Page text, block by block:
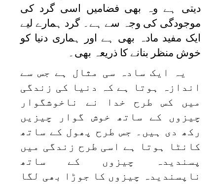
دیتی ہے وہ بھی فضامیں اسی گرد کی
موجودگی کی وجہ سے ہے۔ گرد ہمارے لیے
ایک مفید مادہ بھی ہے اور ہماری دنیا کو
خوش منظر بنانے کا ذریعہ بھی۔
یہ ایک سادہ سی مثال ہے جس سے
اندازہ ہوتا ہے کہ دنیا کی زندگی
میں کس طرح خدا نے ناخوشگوار
چیزوں کے ساتھ خوش گوار چیزیں
رکھ دی ہیں۔ جس طرح پھول کے ساتھ
کانٹا ہوتا ہے اسی طرح زندگی میں
پسندیدہ چیزوں کے ساتھ
ناپسندیدہ چیزوں کا جوڑا بھی لگا